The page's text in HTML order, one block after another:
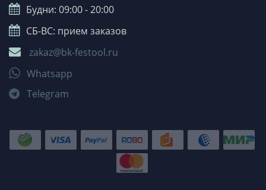
Будни: 09:00 - 20:00
СБ-ВС: прием заказов
zakaz@bk-festool.ru
Whatsapp
Telegram